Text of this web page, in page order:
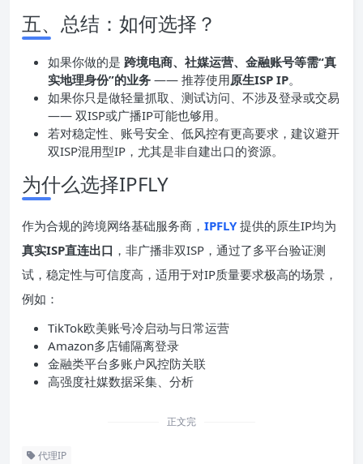
五、总结：如何选择？
如果你做的是 跨境电商、社媒运营、金融账号等需“真
实地理身份”的业务 —— 推荐使用原生ISP IP。
如果你只是做轻量抓取、测试访问、不涉及登录或交易
—— 双ISP或广播IP可能也够用。
若对稳定性、账号安全、低风控有更高要求，建议避开
双ISP混用型IP，尤其是非自建出口的资源。
为什么选择IPFLY
作为合规的跨境网络基础服务商， IPFLY提供的原生IP均为
真实ISP直连出口 ，非广播非双ISP，通过了多平台验证测
试，稳定性与可信度高，适用于对IP质量要求极高的场景，
例如：
TikTok欧美账号冷启动与日常运营
Amazon多店铺隔离登录
金融类平台多账户风控防关联
高强度社媒数据采集、分析
正文完
代理IP